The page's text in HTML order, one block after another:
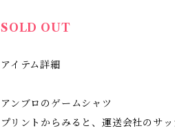
SOLD OUT
アイテム詳細
アンブロのゲームシャツ
プリントからみると、運送会社のサ